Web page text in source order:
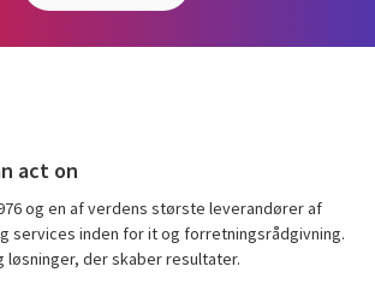
act on
og en af verdens største leverandører af
services inden for it og forretningsrådgivning.
løsninger, der skaber resultater.